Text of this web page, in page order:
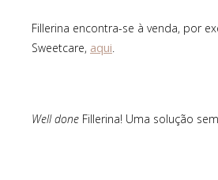
Fillerina encontra-se à venda, por
Sweetcare, aqui
Well done Fillerina! Uma solução